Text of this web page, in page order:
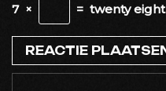
7 × = twenty eight